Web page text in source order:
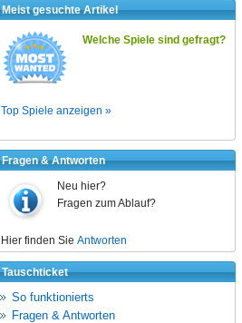
Meist gesuchte Artikel
Welche Spiele sind gefragt?
Top Spiele anzeigen »
Fragen & Antworten
Neu hier?
Fragen zum Ablauf?
Hier finden Sie Antworten
Tauschticket
So funktionierts
Fragen & Antworten